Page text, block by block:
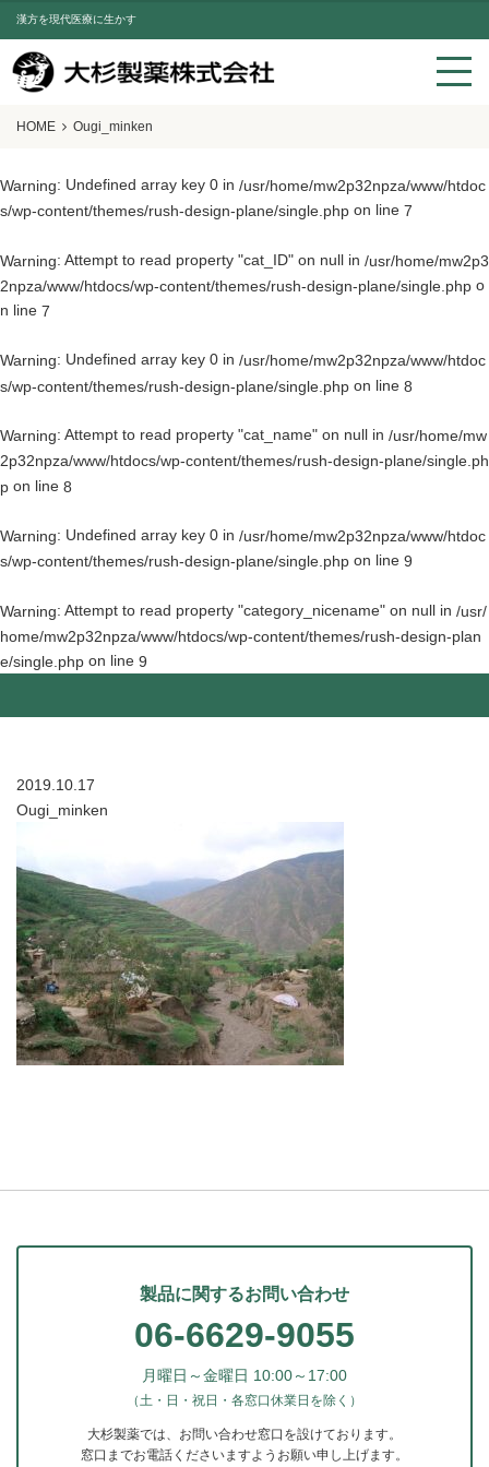
漢方を現代医療に生かす
HOME Ougi_minken
Warning: Undefined array key 0 in /usr/home/mw2p32npza/www/htdoc
s/wp-content/themes/rush-design-plane/single.php on line 7
Warning: Attempt to read property "cat_ID" on null in /usr/home/mw2p3
2npza/www/htdocs/wp-content/themes/rush-design-plane/single.php o
n line 7
Warning: Undefined array key 0 in /usr/home/mw2p32npza/www/htdoc
s/wp-content/themes/rush-design-plane/single.php on line 8
Warning: Attempt to read property "cat_name" on null in /usr/home/mw
2p32npza/www/htdocs/wp-content/themes/rush-design-plane/single.ph
p on line 8
Warning: Undefined array key 0 in /usr/home/mw2p32npza/www/htdoc
s/wp-content/themes/rush-design-plane/single.php on line 9
Warning: Attempt to read property "category_nicename" on null in /usr/
home/mw2p32npza/www/htdocs/wp-content/themes/rush-design-plan
e/single.php on line 9
2019.10.17
Ougi_minken
製品に関するお問い合わせ
06-6629-9055
月曜日～金曜日 10:00～17:00
（土・日・祝日・各窓口休業日を除く）
大杉製薬では、お問い合わせ窓口を設けております。
窓口までお電話くださいますようお願い申し上げます。